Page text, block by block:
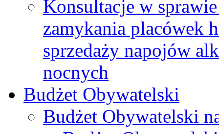
Konsultacje w
zamykania placówek
sprzedaży napojów
nocnych
Budżet Obywatelski
Budżet Obywatelski